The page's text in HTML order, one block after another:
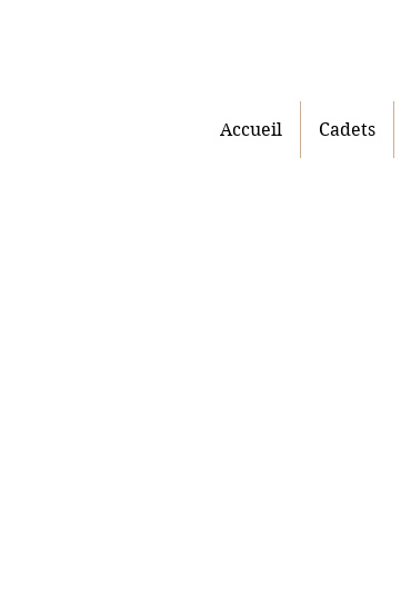
Accueil Cadets